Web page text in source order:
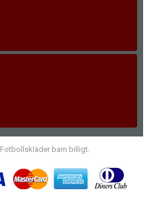
Fotbollskläder barn billigt.